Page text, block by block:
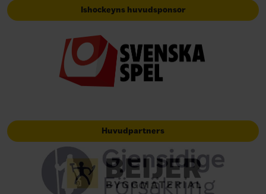
Ishockeyns huvudsponsor
Huvudpartners